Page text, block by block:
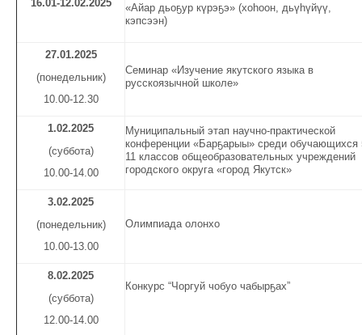
16.01-12.02.2025
«Айар дьоҕур күрэҕэ» (хоһоон, дьүһүйүү,
кэпсээн)
27.01.2025
(понедельник)
10.00-12.30
Семинар «Изучение якутского языка в
русскоязычной школе»
1.02.2025
(суббота)
10.00-14.00
Муниципальный этап научно-практической
конференции «Барҕарыы» среди обучающихся
11 классов общеобразовательных учреждений
городского округа «город Якутск»
3.02.2025
(понедельник)
10.00-13.00
Олимпиада олонхо
8.02.2025
(суббота)
12.00-14.00
Конкурс “Чоргуй чобуо чабырҕах”